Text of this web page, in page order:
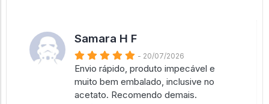
Samara H F
- 20/07/2026
Envio rápido, produto impecável e
muito bem embalado, inclusive no
acetato. Recomendo demais.